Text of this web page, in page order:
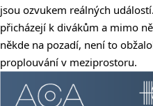
jsou ozvukem reálných
přicházejí k divákům a mimo
někde na pozadí, není to
proplouvání v meziprostoru.